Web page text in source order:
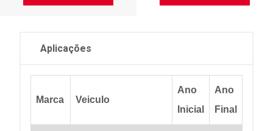
Aplicações
Marca Veiculo
Ano
Inicial
Ano
Final